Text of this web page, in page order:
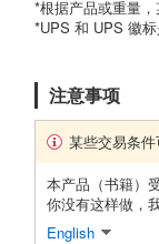
*根据产品或重量，
*UPS 和 UPS 徽
注意事项
某些交易条
本产品（书籍）
你没有这样做，
English